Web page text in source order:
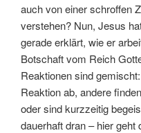
auch von einer schroffen
verstehen? Nun, Jesus
gerade erklärt, wie er
Botschaft vom Reich
Reaktionen sind
Reaktion ab, andere
oder sind kurzzeitig
dauerhaft dran – hier geht